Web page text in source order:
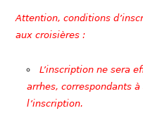
Attention, conditions
aux croisières :
L’inscription ne sera
arrhes, correspondants
l’inscription.